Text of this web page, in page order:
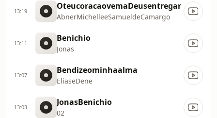
13:19 OteucoracaovemaDeusentregar
AbnerMichelleeSamueldeCamargo
13:11 Benichio
Jonas
13:07 Bendizeominhaalma
EliaseDene
13:03 JonasBenichio
02